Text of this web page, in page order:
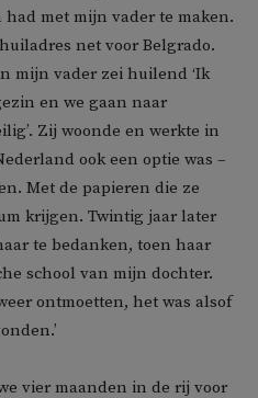
met mijn vader te maken.
net voor Belgrado.
mijn vader zei huilend ‘Ik
en we gaan naar
Zij woonde en werkte in
ook een optie was –
Met de papieren die ze
krijgen. Twintig jaar later
te bedanken, toen haar
school van mijn dochter.
ontmoetten, het was alsof
vier maanden in de rij voor